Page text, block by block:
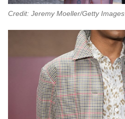
Credit: Jeremy Moeller/Getty Images